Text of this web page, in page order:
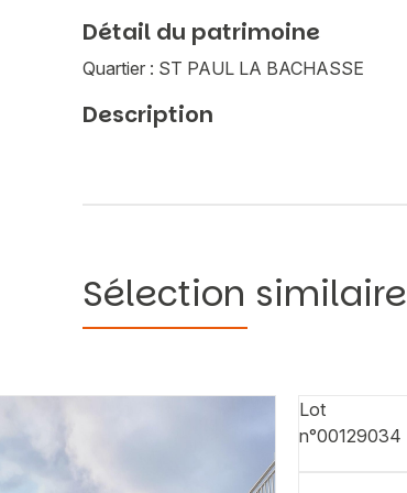
Détail du patrimoine
Quartier : ST PAUL LA BACHASSE
Description
Sélection similaire
Lot
n°00129034